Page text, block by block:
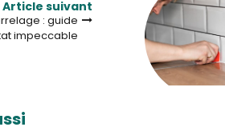
Article suivant
: guide
impeccable